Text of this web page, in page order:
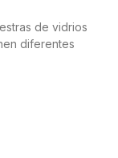
de vidrios
diferentes